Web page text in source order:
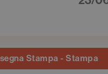
Stampa - Stampa